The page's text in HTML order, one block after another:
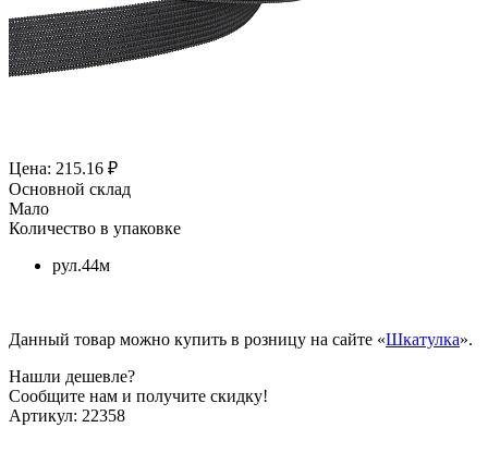
Цена: 215.16 ₽
Основной склад
Мало
Количество в упаковке
рул.44м
Данный товар можно купить в розницу на сайте «Шкатулка».
Нашли дешевле?
Сообщите нам и получите скидку!
Артикул: 22358